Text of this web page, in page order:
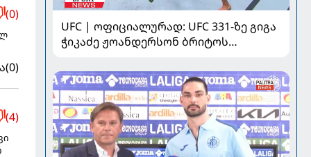
(0)
(0)
(4)
UFC | ოფიციალურად: UFC 331-ზე გიგა
ჭიკაძე ჟოანდერსონ ბრიტოს